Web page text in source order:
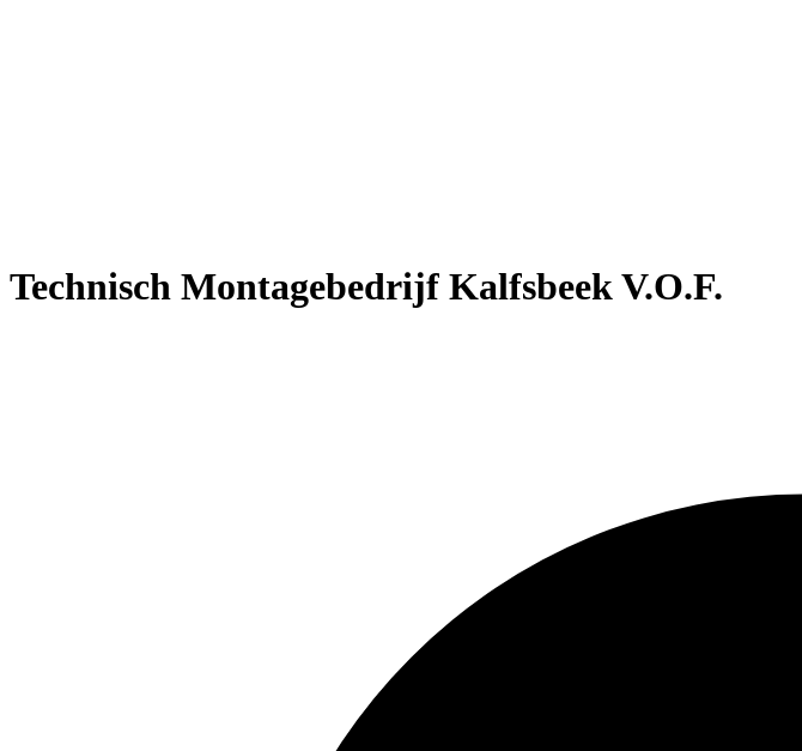
Technisch Montagebedrijf Kalfsbeek V.O.F.